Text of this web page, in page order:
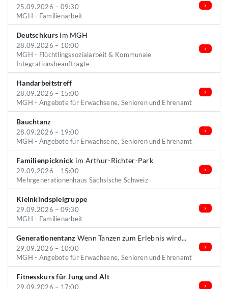
25.09.2026 – 09:30
MGH - Familienarbeit
Deutschkurs im MGH
28.09.2026 – 10:00
MGH - Flüchtlingssozialarbeit & Kommunale
Integrationsbeauftragte
Handarbeitstreff
28.09.2026 – 15:00
MGH - Angebote für Erwachsene, Senioren und Ehrenamt
Bauchtanz
28.09.2026 – 19:00
MGH - Angebote für Erwachsene, Senioren und Ehrenamt
Familienpicknick im Arthur-Richter-Park
29.09.2026 – 15:00
Mehrgenerationenhaus Sächsische Schweiz
Kleinkindspielgruppe
29.09.2026 – 09:30
MGH - Familienarbeit
Generationentanz Wenn Tanzen zum Erlebnis wird...
29.09.2026 – 10:00
MGH - Angebote für Erwachsene, Senioren und Ehrenamt
Fitnesskurs für Jung und Alt
29.09.2026 – 17:00